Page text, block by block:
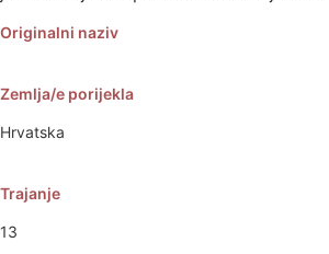
Originalni naziv
Zemlja/e porijekla
Hrvatska
Trajanje
13